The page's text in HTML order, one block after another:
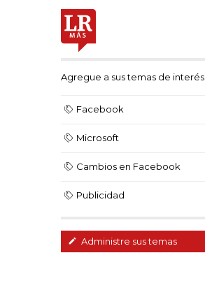
Agregue a sus temas de interés
Facebook
Microsoft
Cambios en Facebook
Publicidad
Administre sus temas